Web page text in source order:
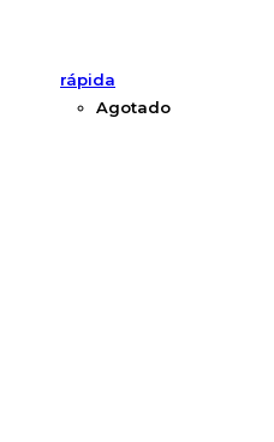
rápida
Agotado